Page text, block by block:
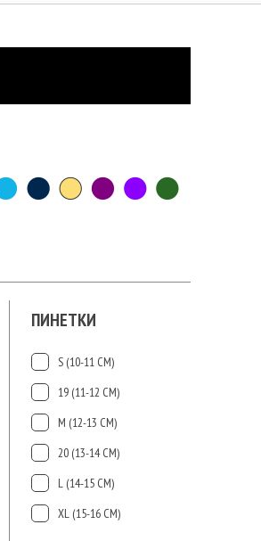
ПИНЕТКИ
S (10-11 СМ)
19 (11-12 СМ)
М (12-13 СМ)
20 (13-14 СМ)
L (14-15 CМ)
ХL (15-16 CМ)